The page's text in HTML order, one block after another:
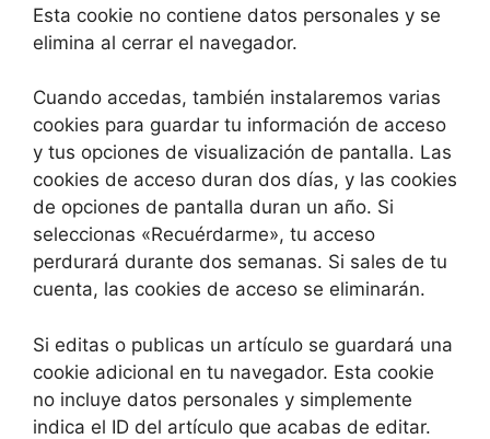
Esta cookie no contiene datos personales y se
elimina al cerrar el navegador.
Cuando accedas, también instalaremos varias
cookies para guardar tu información de acceso
y tus opciones de visualización de pantalla. Las
cookies de acceso duran dos días, y las cookies
de opciones de pantalla duran un año. Si
seleccionas «Recuérdarme», tu acceso
perdurará durante dos semanas. Si sales de tu
cuenta, las cookies de acceso se eliminarán.
Si editas o publicas un artículo se guardará una
cookie adicional en tu navegador. Esta cookie
no incluye datos personales y simplemente
indica el ID del artículo que acabas de editar.